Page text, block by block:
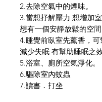
2.去除空氣中的煙味。
3.當想抒解壓力 想增加
想有一個安靜放鬆的空間
4.睡覺前臥室先薰香，
減少失眠 有幫助睡眠之效
5.浴室、廁所空氣淨化。
6.驅除室內蚊蟲
7.讀書．打坐